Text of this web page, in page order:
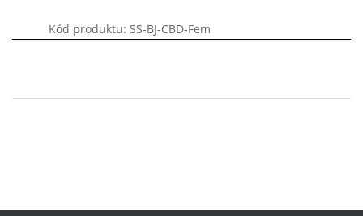
Kód produktu: SS-BJ-CBD-Fem